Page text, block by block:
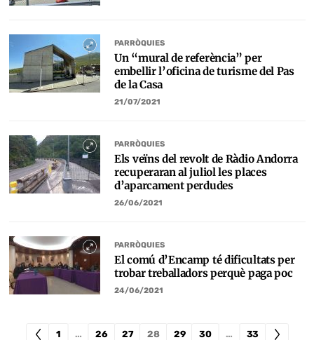
PARRÒQUIES
Un “mural de referència” per
embellir l’oficina de turisme del Pas
de la Casa
21/07/2021
PARRÒQUIES
Els veïns del revolt de Ràdio Andorra
recuperaran al juliol les places
d’aparcament perdudes
26/06/2021
PARRÒQUIES
El comú d’Encamp té dificultats per
trobar treballadors perquè paga poc
24/06/2021
1 … 26 27 28 29 30 … 33